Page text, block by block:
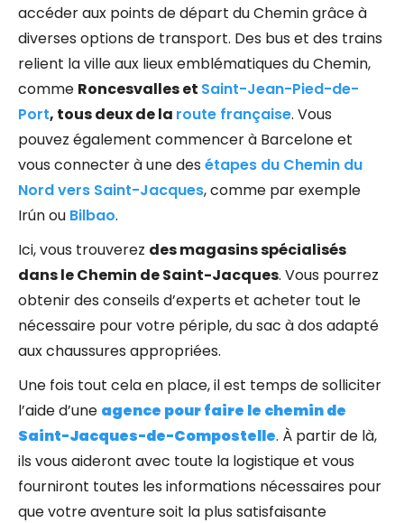
accéder aux points de départ du Chemin grâce à
diverses options de transport. Des bus et des trains
relient la ville aux lieux emblématiques du Chemin,
comme Roncesvalles et Saint-Jean-Pied-de-
Port, tous deux de la route française. Vous
pouvez également commencer à Barcelone et
vous connecter à une des étapes du Chemin du
Nord vers Saint-Jacques, comme par exemple
Irún ou Bilbao.
Ici, vous trouverez des magasins spécialisés
dans le Chemin de Saint-Jacques. Vous pourrez
obtenir des conseils d’experts et acheter tout le
nécessaire pour votre périple, du sac à dos adapté
aux chaussures appropriées.
Une fois tout cela en place, il est temps de solliciter
l’aide d’une agence pour faire le chemin de
Saint-Jacques-de-Compostelle. À partir de là,
ils vous aideront avec toute la logistique et vous
fourniront toutes les informations nécessaires pour
que votre aventure soit la plus satisfaisante